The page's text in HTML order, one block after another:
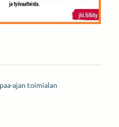
ajan toimialan